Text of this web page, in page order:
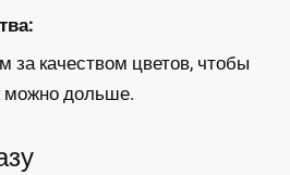
качеством цветов, чтобы
можно дольше.